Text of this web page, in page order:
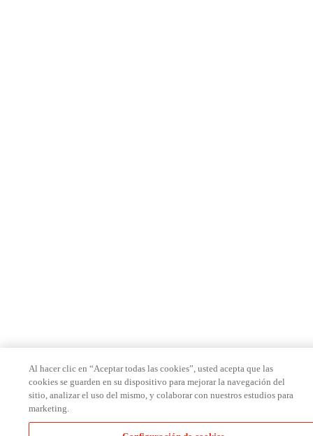
Al hacer clic en “Aceptar todas las cookies”, usted acepta que las
cookies se guarden en su dispositivo para mejorar la navegación del
sitio, analizar el uso del mismo, y colaborar con nuestros estudios para
marketing.